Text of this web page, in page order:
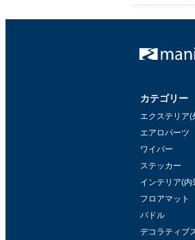
カテゴリー
エクステリア(
エアロパーツ
ワイパー
ステッカー
インテリア(内
フロアマット
パドル
デコラティブ